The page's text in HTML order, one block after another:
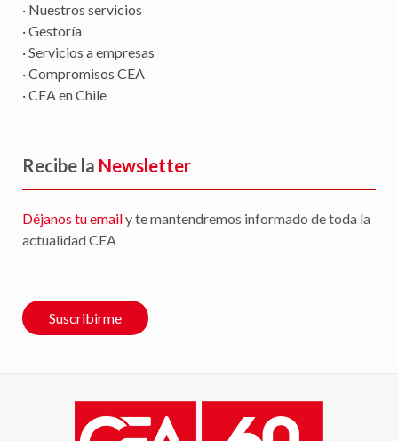
· Nuestros servicios
· Gestoría
· Servicios a empresas
· Compromisos CEA
· CEA en Chile
Recibe la Newsletter
Déjanos tu emaily te mantendremos informado de toda la
actualidad CEA
Suscribirme